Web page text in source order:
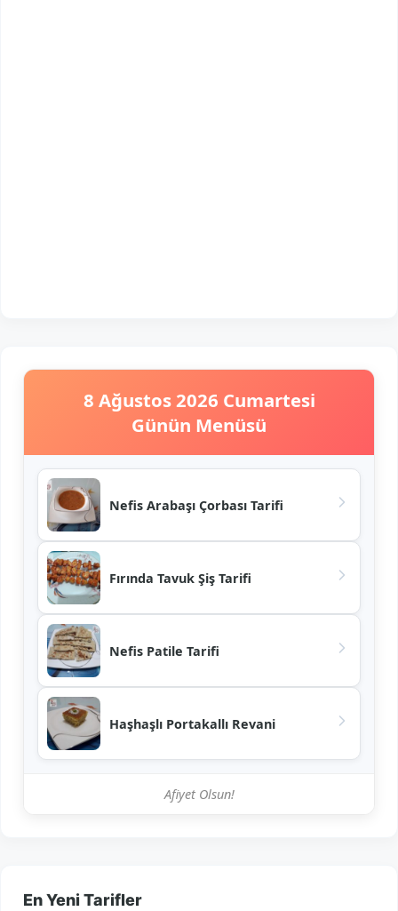
8 Ağustos 2026 Cumartesi
Günün Menüsü
Nefis Arabaşı Çorbası Tarifi
Fırında Tavuk Şiş Tarifi
Nefis Patile Tarifi
Haşhaşlı Portakallı Revani
Afiyet Olsun!
En Yeni Tarifler